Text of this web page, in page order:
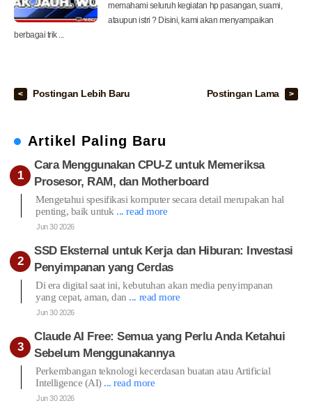
memahami seluruh kegiatan hp pasangan, suami,
ataupun istri ? Disini, kami akan menyampaikan
berbagai trik ...
Postingan Lebih Baru Postingan Lama
Artikel Paling Baru
Cara Menggunakan CPU-Z untuk Memeriksa
Prosesor, RAM, dan Motherboard
Mengetahui spesifikasi komputer secara detail merupakan hal
penting, baik untuk ... read more
Jun 30 2026
SSD Eksternal untuk Kerja dan Hiburan: Investasi
Penyimpanan yang Cerdas
Di era digital saat ini, kebutuhan akan media penyimpanan
yang cepat, aman, dan ... read more
Jun 30 2026
Claude AI Free: Semua yang Perlu Anda Ketahui
Sebelum Menggunakannya
Perkembangan teknologi kecerdasan buatan atau Artificial
Intelligence (AI) ... read more
Jun 30 2026